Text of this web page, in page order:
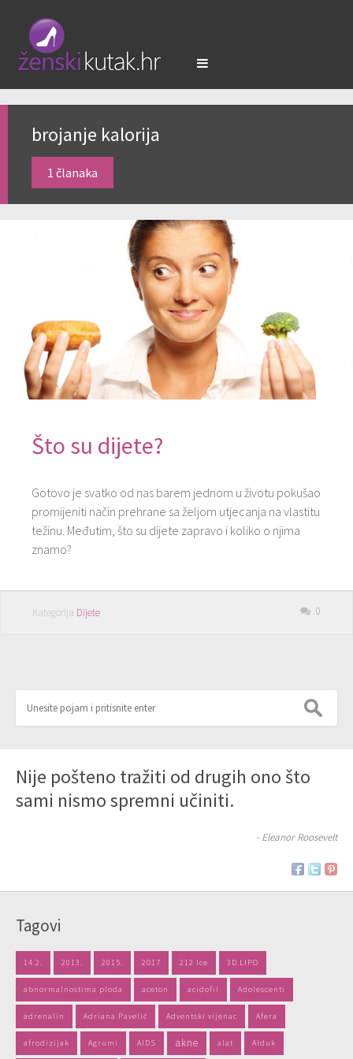
brojanje kalorija
1 članaka
Što su dijete?
Gotovo je svatko od nas barem jednom u životu pokušao
promijeniti način prehrane sa željom utjecanja na vlastitu
težinu. Međutim, što su dijete zapravo i koliko o njima
znamo?
Kategorija Dijete 0
Nije pošteno tražiti od drugih ono što
sami nismo spremni učiniti.
- Eleanor Roosevelt
Tagovi
14.2. 2013. 2015. 2017 212 Ice 3D LIPO
abnormalnostima ploda aceton acidofil Adolescenti
adrenalin Adriana Pavelić Adventski vijenac Afera
afrodizijak Agrumi AIDS akne alat Alduk